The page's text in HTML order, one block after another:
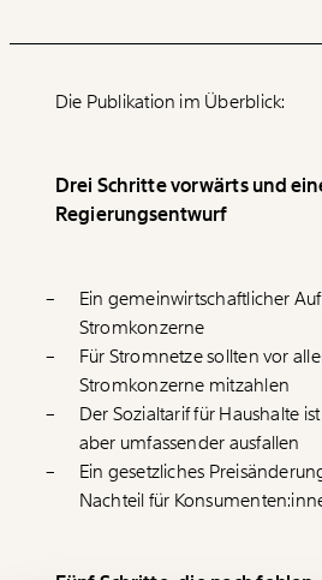
Veränderung
beginnt mit Dir!
WerdeFördermitgliedund wir
unsere Wirtschaft so gestalten,
funktioniert. Unsere Recherchen
Netz. Unabhängig und werbefrei.
so bleiben. Kämpf’ mit uns für
unterstütze uns mit Deinem
Hier unsere IBAN: AT34 4300
Die Publikation im Überblick:
Drei Schritte vorwärts und
Regierungsentwurf
Ein gemeinwirtschaftlicher
Stromkonzerne
Für Stromnetze sollten vor
Stromkonzerne mitzahlen
Der Sozialtarif für Haushalte
aber umfassender ausfallen
Ein gesetzliches
Nachteil für